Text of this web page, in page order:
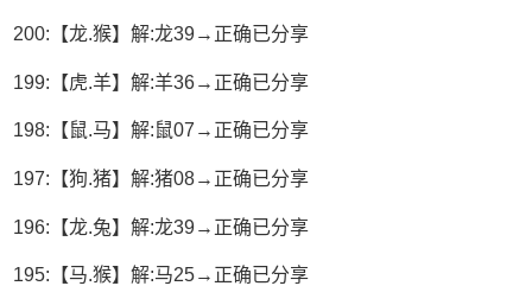
200:【龙.猴】解:龙39→正确已分享
199:【虎.羊】解:羊36→正确已分享
198:【鼠.马】解:鼠07→正确已分享
197:【狗.猪】解:猪08→正确已分享
196:【龙.兔】解:龙39→正确已分享
195:【马.猴】解:马25→正确已分享